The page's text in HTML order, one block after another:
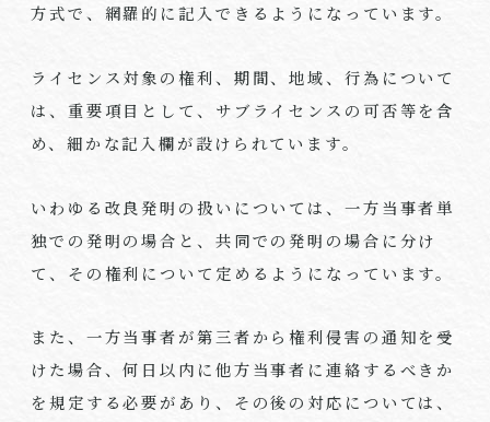
方式で、網羅的に記入できるようになっています。
ライセンス対象の権利、期間、地域、行為について
は、重要項目として、サブライセンスの可否等を含
め、細かな記入欄が設けられています。
いわゆる改良発明の扱いについては、一方当事者単
独での発明の場合と、共同での発明の場合に分け
て、その権利について定めるようになっています。
また、一方当事者が第三者から権利侵害の通知を受
けた場合、何日以内に他方当事者に連絡するべきか
を規定する必要があり、その後の対応については、